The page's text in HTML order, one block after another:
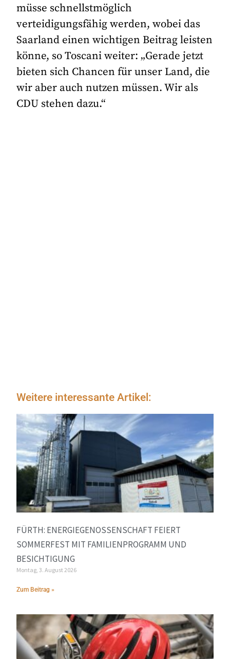
müsse schnellstmöglich
verteidigungsfähig werden, wobei das
Saarland einen wichtigen Beitrag leisten
könne, so Toscani weiter: „Gerade jetzt
bieten sich Chancen für unser Land, die
wir aber auch nutzen müssen. Wir als
CDU stehen dazu.“
Weitere interessante Artikel:
FÜRTH: ENERGIEGENOSSENSCHAFT FEIERT
SOMMERFEST MIT FAMILIENPROGRAMM UND
BESICHTIGUNG
Montag, 3. August 2026
Zum Beitrag »